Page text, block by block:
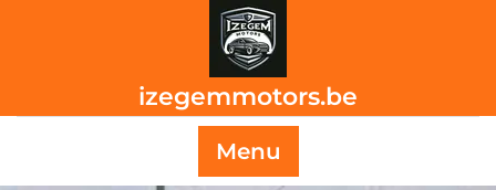
izegemmotors.be
Menu